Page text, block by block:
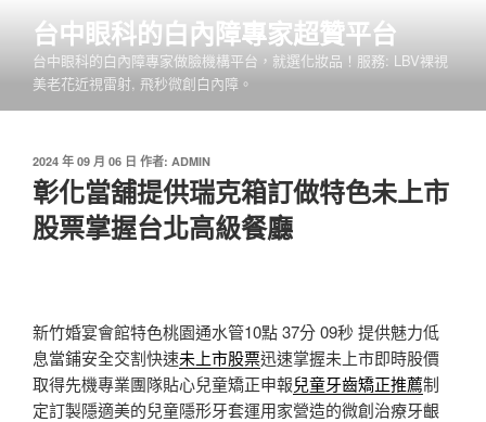
內
台中眼科的白內障專家超贊平台
台中眼科的白內障專家做臉機構平台，就選化妝品！服務: LBV裸視
美老花近視雷射, 飛秒微創白內障。
發
佈
於
2024 年 09 月 06 日 作者: ADMIN
彰化當舖提供瑞克箱訂做特色未上市
股票掌握台北高級餐廳
新竹婚宴會館特色桃園通水管10點 37分 09秒 提供魅力低
息當鋪安全交割快速未上市股票迅速掌握未上市即時股價
取得先機專業團隊貼心兒童矯正申報兒童牙齒矯正推薦制
定訂製隱適美的兒童隱形牙套運用家營造的微創治療牙齦